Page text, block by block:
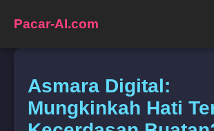
Pacar-AI.com
Asmara Digital:
Mungkinkah Hati